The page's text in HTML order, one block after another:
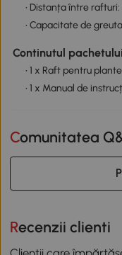
• Distanța între rafturi:
• Capacitate de
Continutul
• 1 x Raft pentru plante
• 1 x Manual de
Comunitatea
Recenzii clienti